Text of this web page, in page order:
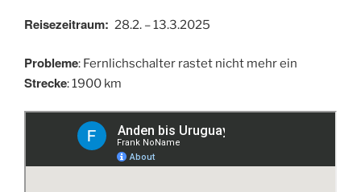
Reisezeitraum: 28.2. – 13.3.2025
Probleme: Fernlichschalter rastet nicht mehr ein
Strecke: 1900 km